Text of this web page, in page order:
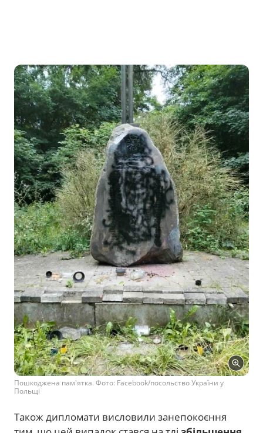
Пошкоджена пам'ятка. Фото: Facebook/посольство України у
Польщі
Також дипломати висловили занепокоєння